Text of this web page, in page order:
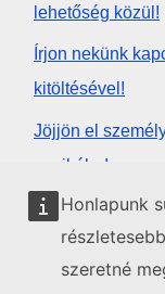
Honlapunk
szeretné
lehetőség közül!
Írjon nekünk
kitöltésével!
Jöjjön el
egyikébe!
Közösségi